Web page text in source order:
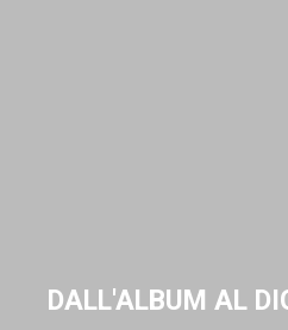
DALL'ALBUM AL